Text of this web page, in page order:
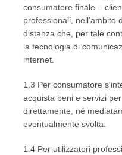
consumatore finale –
professionali, nell'ambito
distanza che, per tale
la tecnologia di
internet.
1.3 Per consumatore
acquista beni e servizi
direttamente, né
eventualmente svolta.
1.4 Per utilizzatori